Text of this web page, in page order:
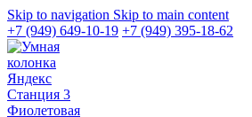
Skip to navigation Skip to main content
+7 (949) 649-10-19 +7 (949) 395-18-62